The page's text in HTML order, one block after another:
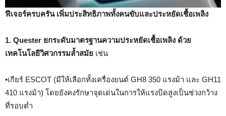
ฟีเจอร์ครบครัน เพิ่มประสิทธิภาพทั้งคนขับและประหยัดเชื้อเพลิง
1. Quester ยกระดับมาตรฐานความประหยัดเชื้อเพลิง ด้วย
เทคโนโลยีวิศวกรรมล้ำสมัย เช่น
•เกียร์ ESCOT (มีให้เลือกทั้งเครื่องยนต์ GH8 350 แรงม้า และ GH11
410 แรงม้า) โดยยังคงรักษาจุดเด่นในการให้แรงบิดสูงเป็นช่วงกว้าง
ที่รอบต่ำ